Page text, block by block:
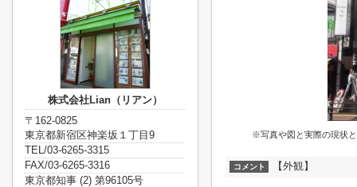
※写真や図と実際の現状
コメント 【外観】
株式会社Lian（リアン）
〒162-0825
東京都新宿区神楽坂１丁目9
TEL/03-6265-3315
FAX/03-6265-3316
東京都知事 (2) 第96105号